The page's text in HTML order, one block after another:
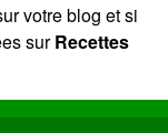
votre blog et si
surRecettes